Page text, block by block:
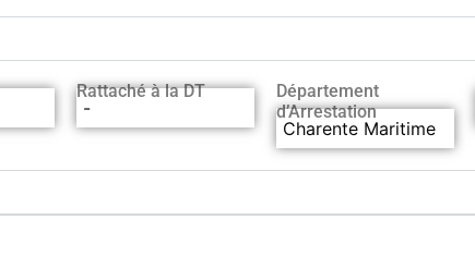
Rattaché à la DT
-
Département
d’Arrestation
Charente Maritime